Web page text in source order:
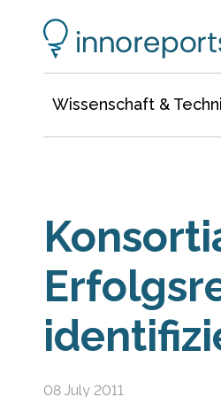
Wissenschaft &
08 July 2011